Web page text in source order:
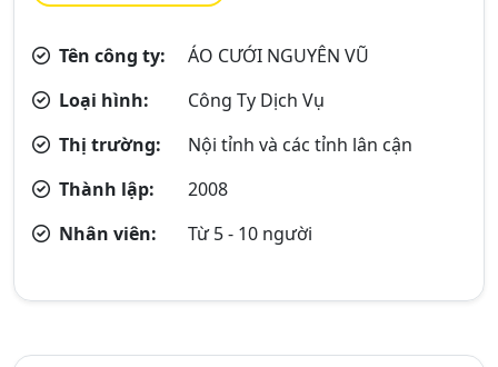
Tên công ty:
ÁO CƯỚI NGUYÊN VŨ
Loại hình:
Công Ty Dịch Vụ
Thị trường:
Nội tỉnh và các tỉnh lân cận
Thành lập:
2008
Nhân viên:
Từ 5 - 10 người